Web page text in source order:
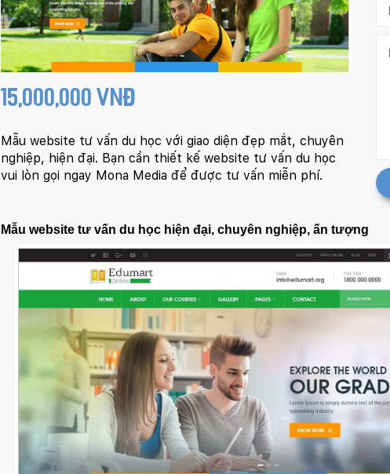
15,000,000 VNĐ
Mẫu website tư vấn du học với giao diện đẹp mắt, chuyên
nghiệp, hiện đại. Bạn cần thiết kế website tư vấn du học
vui lòn gọi ngay Mona Media để được tư vấn miễn phí.
Mẫu website tư vấn du họchiện đại, chuyên nghiệp, ấn tượng